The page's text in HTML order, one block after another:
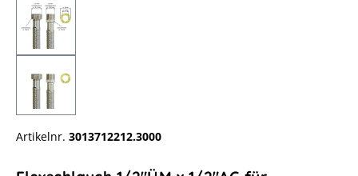
Artikelnr. 3013712212.3000